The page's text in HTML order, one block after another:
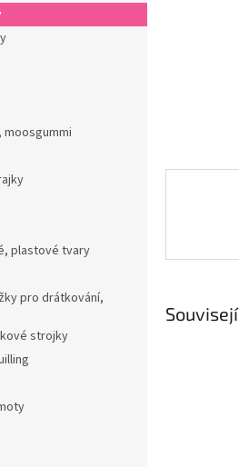
moosgummi
plastové tvary
pro drátkování,
strojky